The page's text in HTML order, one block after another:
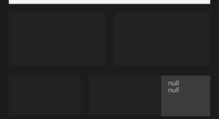
null
null